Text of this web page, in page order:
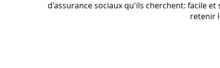
d'assurance sociaux qu'ils cherchent: facile
retenir